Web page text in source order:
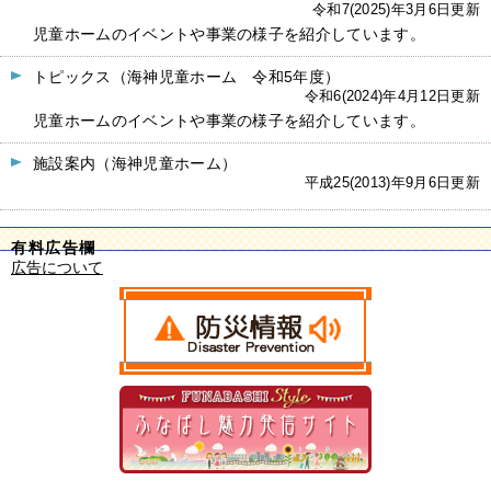
令和7(2025)年3月6日更新
児童ホームのイベントや事業の様子を紹介しています。
トピックス（海神児童ホーム 令和5年度）
令和6(2024)年4月12日更新
児童ホームのイベントや事業の様子を紹介しています。
施設案内（海神児童ホーム）
平成25(2013)年9月6日更新
有料広告欄
広告について